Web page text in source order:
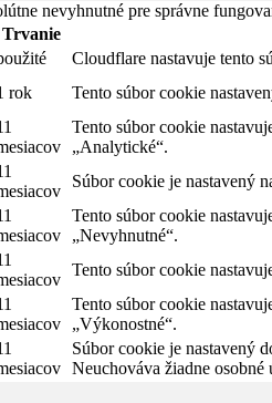
nevyhnutné pre správne
Trvanie
Cloudflare nastavuje tento
rok
Tento súbor cookie
Tento súbor cookie
„Analytické“.
Súbor cookie je nastavený
Tento súbor cookie
„Nevyhnutné“.
Tento súbor cookie
Tento súbor cookie
„Výkonostné“.
Súbor cookie je nastavený
Neuchováva žiadne osobné